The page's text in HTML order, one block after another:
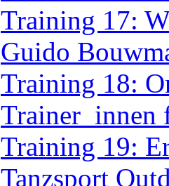
Training 18:
Trainer_innen
Training 19:
Tanzsport
Training 20:
02.06.2020